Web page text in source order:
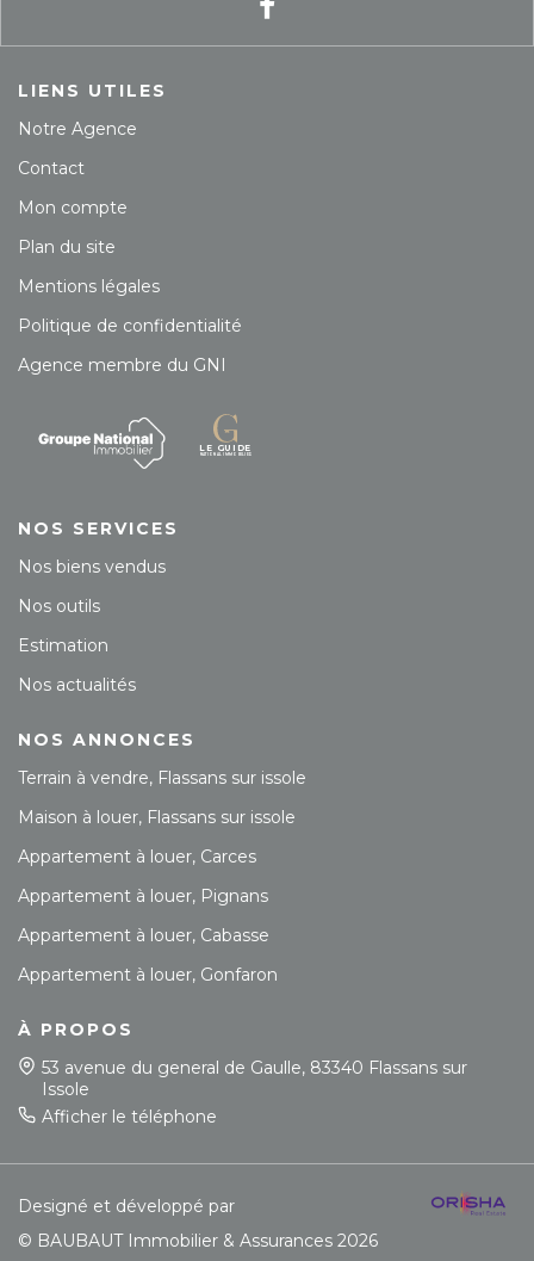
LIENS UTILES
Notre Agence
Contact
Mon compte
Plan du site
Mentions légales
Politique de confidentialité
Agence membre du GNI
NOS SERVICES
Nos biens vendus
Nos outils
Estimation
Nos actualités
NOS ANNONCES
Terrain à vendre, Flassans sur issole
Maison à louer, Flassans sur issole
Appartement à louer, Carces
Appartement à louer, Pignans
Appartement à louer, Cabasse
Appartement à louer, Gonfaron
À PROPOS
53 avenue du general de Gaulle, 83340 Flassans sur
Issole
Afficher le téléphone
Designé et développé par
© BAUBAUT Immobilier & Assurances 2026